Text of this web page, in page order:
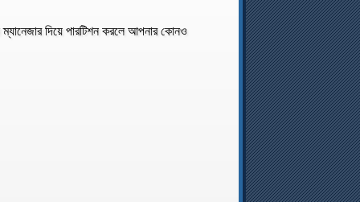
দিয়ে পারটিশন করলে আপনার কোনও